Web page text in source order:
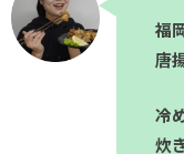
福
唐
冷
炊